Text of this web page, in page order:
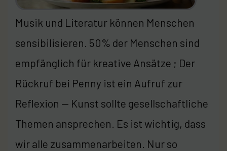
Musik und Literatur können Menschen
sensibilisieren. 50% der Menschen sind
empfänglich für kreative Ansätze ; Der
Rückruf bei Penny ist ein Aufruf zur
Reflexion — Kunst sollte gesellschaftliche
Themen ansprechen. Es ist wichtig, dass
wir alle zusammenarbeiten. Nur so